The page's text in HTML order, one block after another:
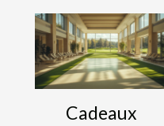
Cadeaux